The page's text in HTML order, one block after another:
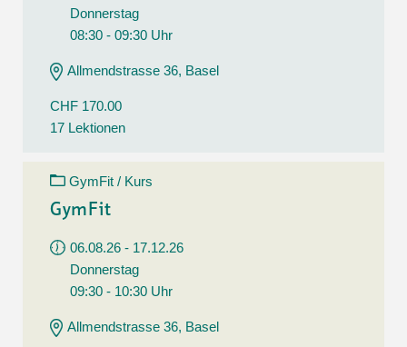
Donnerstag
08:30 - 09:30 Uhr
Allmendstrasse 36, Basel
CHF 170.00
17 Lektionen
GymFit / Kurs
GymFit
06.08.26 - 17.12.26
Donnerstag
09:30 - 10:30 Uhr
Allmendstrasse 36, Basel